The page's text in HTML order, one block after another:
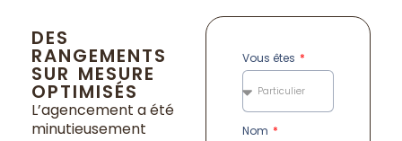
DES
RANGEMENTS
SUR MESURE
OPTIMISÉS
L’agencement a été
minutieusement
Vous êtes
Nom